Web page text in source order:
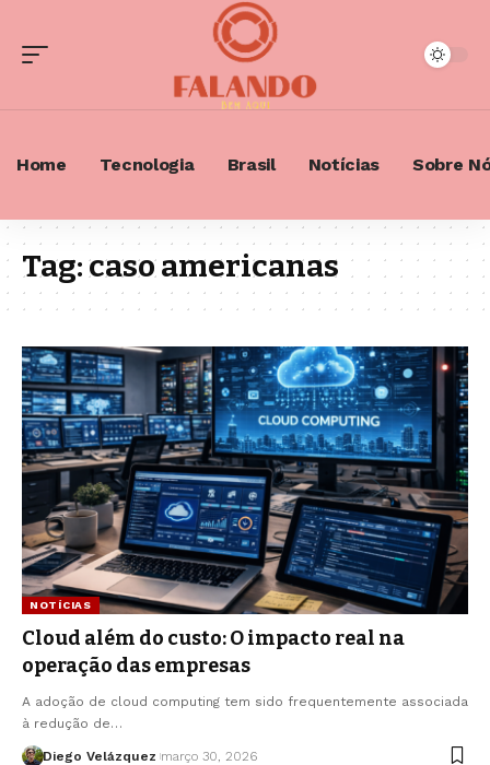
Home Tecnologia Brasil Notícias Sobre
Tag:caso americanas
NOTÍCIAS
Cloud além do custo: O impacto real na
operação das empresas
A adoção de cloud computing tem sido frequentemente associada
à redução de…
Diego Velázquez março 30, 2026